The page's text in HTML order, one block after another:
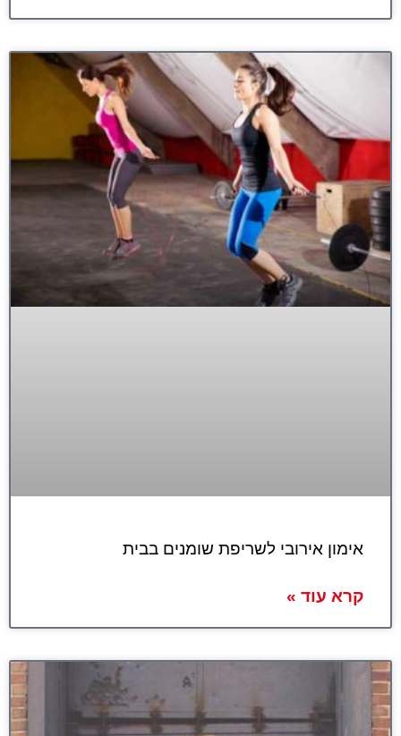
אימון אירובי לשריפת שומנים בבית
קרא עוד »